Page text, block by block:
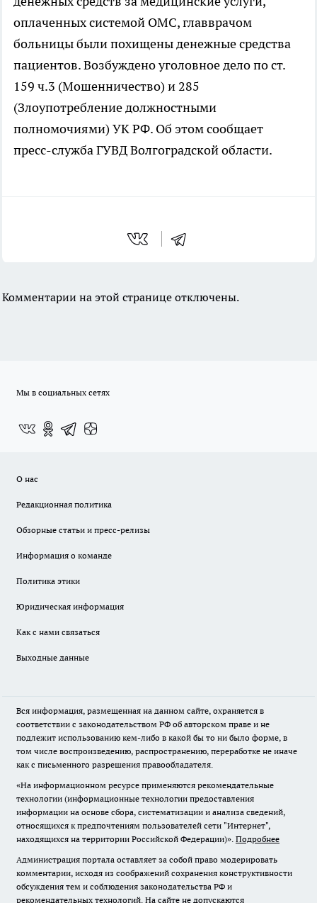
оплаченных системой ОМС, главврачом
больницы были похищены денежные средства
пациентов. Возбуждено уголовное дело по ст.
159 ч.3 (Мошенничество) и 285
(Злоупотребление должностными
полномочиями) УК РФ. Об этом сообщает
пресс-служба ГУВД Волгоградской области.
Комментарии на этой странице отключены.
Мы в социальных сетях
О нас
Редакционная политика
Обзорные статьи и пресс-релизы
Информация о команде
Политика этики
Юридическая информация
Как с нами связаться
Выходные данные
Вся информация, размещенная на данном сайте, охраняется в
соответствии с законодательством РФ об авторском праве и не
подлежит использованию кем-либо в какой бы то ни было форме, в
том числе воспроизведению, распространению, переработке не иначе
как с письменного разрешения правообладателя.
«На информационном ресурсе применяются рекомендательные
технологии (информационные технологии предоставления
информации на основе сбора, систематизации и анализа сведений,
относящихся к предпочтениям пользователей сети "Интернет",
находящихся на территории Российской Федерации)». Подробнее
Администрация портала оставляет за собой право модерировать
комментарии, исходя из соображений сохранения конструктивности
обсуждения тем и соблюдения законодательства РФ и
рекомендательных технологий. На сайте не допускаются